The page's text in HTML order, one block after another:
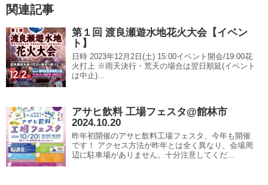
関連記事
第１回 渡良瀬遊水地花火大会【イベン
ト】
日時 2023年12月2日(土) 15:00イベント開会/19:00花
火打上 ※雨天決行・荒天の場合は翌日順延(イベント
は中止)...
アサヒ飲料 工場フェスタ@館林市
2024.10.20
昨年初開催のアサヒ飲料工場フェスタ、今年も開催
です！ アクセス方法が昨年とは全く異なり、会場周
辺に駐車場がありません。十分注意してくだ...